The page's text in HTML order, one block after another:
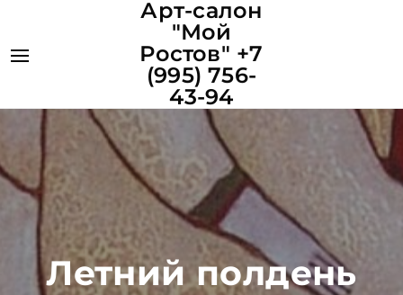
Арт-салон
"Мой
Ростов" +7
(995) 756-
43-94
Летний полдень